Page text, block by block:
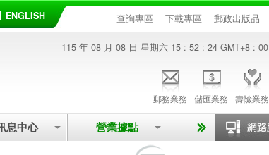
ENGLISH 查詢專區 下載專區 郵政出版品
115 年 08 月 08 日 星期六 15 : 52 : 24 GMT+8 : 00
郵務業務 儲匯業務 壽險業務
息中心 營業據點